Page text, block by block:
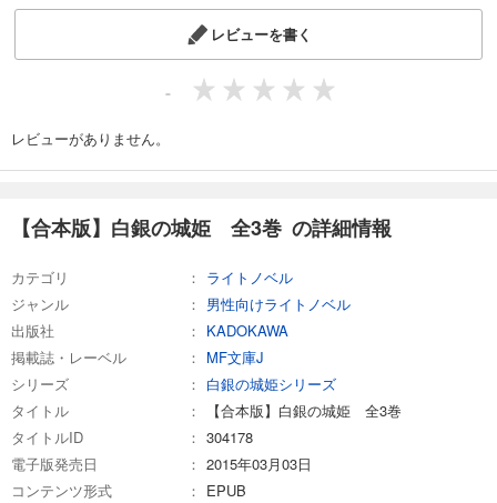
レビューを書く
-
レビューがありません。
【合本版】白銀の城姫 全3巻 の詳細情報
カテゴリ
ライトノベル
ジャンル
男性向けライトノベル
出版社
KADOKAWA
掲載誌・レーベル
MF文庫J
シリーズ
白銀の城姫シリーズ
タイトル
【合本版】白銀の城姫 全3巻
タイトルID
304178
電子版発売日
2015年03月03日
コンテンツ形式
EPUB